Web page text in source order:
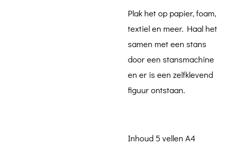
Plak het op papier, foam,
textiel en meer. Haal het
samen met een stans
door een stansmachine
en er is een zelfklevend
figuur ontstaan.
Inhoud 5 vellen A4